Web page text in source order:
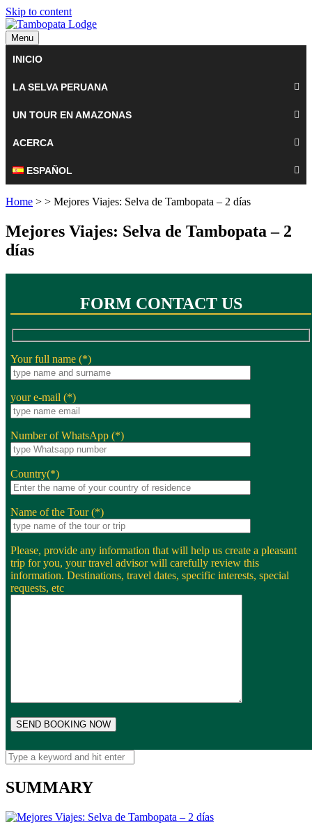
Skip to content
Menu
INICIO
LA SELVA PERUANA
UN TOUR EN AMAZONAS
ACERCA
ESPAÑOL
Home > > Mejores Viajes: Selva de Tambopata – 2 días
Mejores Viajes: Selva de Tambopata – 2
días
FORM CONTACT US
Your full name (*)
your e-mail (*)
Number of WhatsApp (*)
Country(*)
Name of the Tour (*)
Please, provide any information that will help us create a pleasant
trip for you, your travel advisor will carefully review this
information. Destinations, travel dates, specific interests, special
requests, etc
SUMMARY